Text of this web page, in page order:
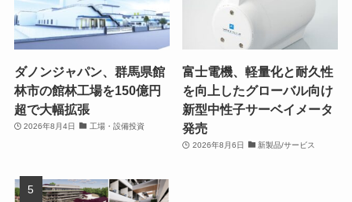
ダノンジャパン、群馬県館
林市の館林工場を150億円
超で大幅拡張
2026年8月4日 工場・設備投資
富士電機、軽量化と耐久性
を向上したグローバル向け
新型中性子サーベイメータ
発売
2026年8月6日 新製品/サービス